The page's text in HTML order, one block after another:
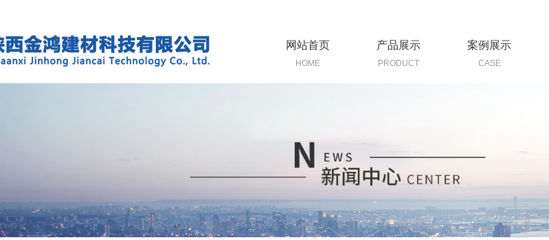
网站首页
HOME
产品展示
PRODUCT
案例展示
CASE